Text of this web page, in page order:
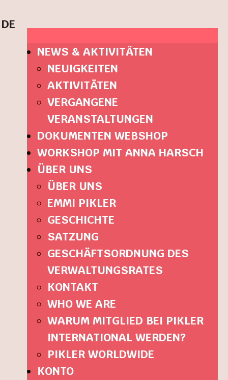
NEWS & AKTIVITÄTEN
NEUIGKEITEN
AKTIVITÄTEN
VERGANGENE
VERANSTALTUNGEN
DOKUMENTEN WEBSHOP
WORKSHOP MIT ANNA HARSCH
ÜBER UNS
ÜBER UNS
EMMI PIKLER
GESCHICHTE
SATZUNG
GESCHÄFTSORDNUNG DES
VERWALTUNGSRATES
KONTAKT
WHO WE ARE
WARUM MITGLIED BEI PIKLER
INTERNATIONAL WERDEN?
PIKLER WORLDWIDE
KONTO
DE